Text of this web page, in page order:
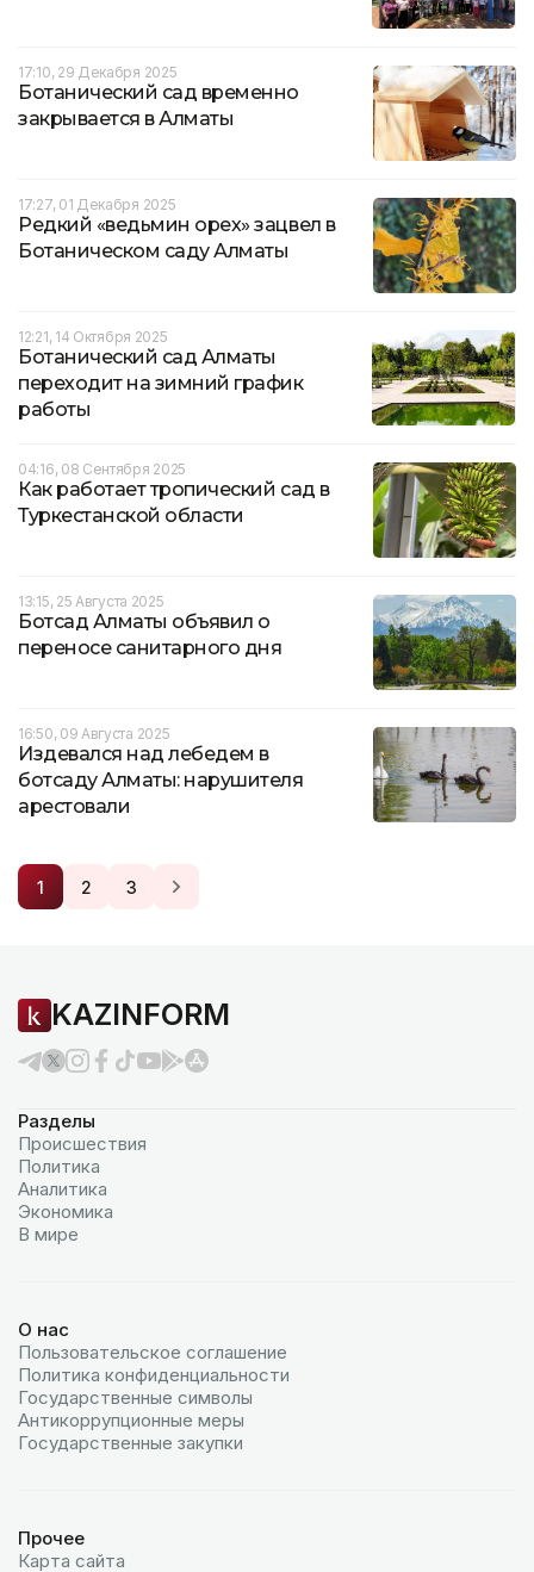
17:10, 29 Декабря 2025
Ботанический сад временно
закрывается в Алматы
17:27, 01 Декабря 2025
Редкий «ведьмин орех» зацвел в
Ботаническом саду Алматы
12:21, 14 Октября 2025
Ботанический сад Алматы
переходит на зимний график
работы
04:16, 08 Сентября 2025
Как работает тропический сад в
Туркестанской области
13:15, 25 Августа 2025
Ботсад Алматы объявил о
переносе санитарного дня
16:50, 09 Августа 2025
Издевался над лебедем в
ботсаду Алматы: нарушителя
арестовали
1 2 3
KAZINFORM
Разделы
Происшествия
Политика
Аналитика
Экономика
В мире
О нас
Пользовательское соглашение
Политика конфиденциальности
Государственные символы
Антикоррупционные меры
Государственные закупки
Прочее
Карта сайта